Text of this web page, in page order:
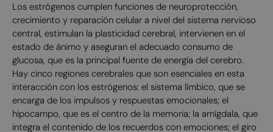
Los estrógenos cumplen funciones de neuroprotección,
crecimiento y reparación celular a nivel del sistema nervioso
central, estimulan la plasticidad cerebral, intervienen en el
estado de ánimo y aseguran el adecuado consumo de
glucosa, que es la principal fuente de energía del cerebro.
Hay cinco regiones cerebrales que son esenciales en esta
interacción con los estrógenos: el sistema límbico, que se
encarga de los impulsos y respuestas emocionales; el
hipocampo, que es el centro de la memoria; la amígdala, que
integra el contenido de los recuerdos con emociones; el giro